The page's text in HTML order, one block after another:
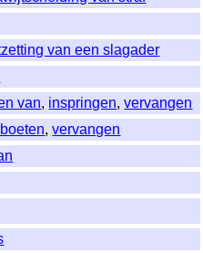
van een slagader
van, inspringen,vervangen
,vervangen